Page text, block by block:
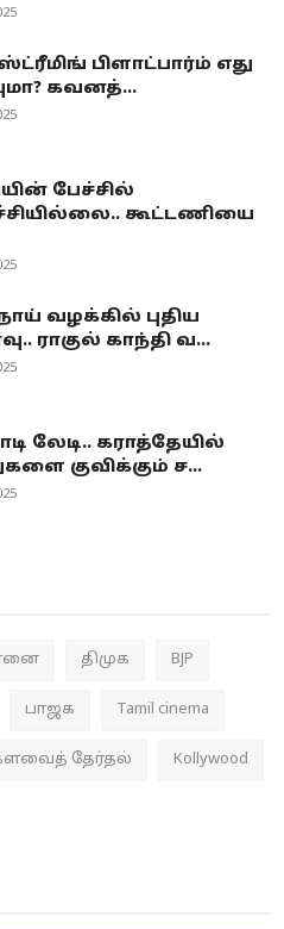
ஸ்ட்ரீமிங் பிளாட்பார்ம் எது
கவனத்...
பேச்சில்
கூட்டணியை
வழக்கில் புதிய
ராகுல் காந்தி வ...
லேடி.. கராத்தேயில்
குவிக்கும் ச...
திமுக BJP
பாஜக Tamil cinema
தேர்தல் Kollywood